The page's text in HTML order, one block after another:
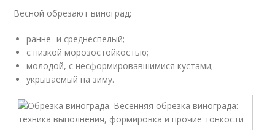
Весной обрезают виноград:
ранне- и среднеспелый;
с низкой морозостойкостью;
молодой, с несформировавшимися кустами;
укрываемый на зиму.